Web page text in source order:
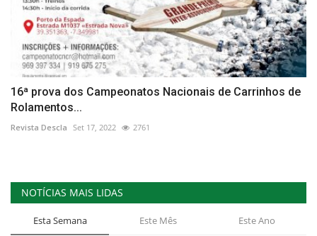
16ª prova dos Campeonatos Nacionais de Carrinhos de
Rolamentos...
Revista Descla Set 17, 2022 2761
NOTÍCIAS MAIS LIDAS
Esta Semana Este Mês Este Ano